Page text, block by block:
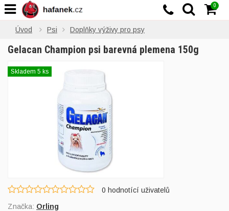
Úvod Psi Doplňky výživy pro psy
Gelacan Champion psi barevná plemena 150g
Skladem 5 ks
0 hodnotící uživatelů
Značka: Orling
0